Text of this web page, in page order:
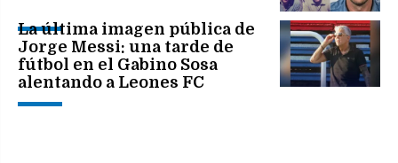
La última imagen pública de
Jorge Messi: una tarde de
fútbol en el Gabino Sosa
alentando a Leones FC